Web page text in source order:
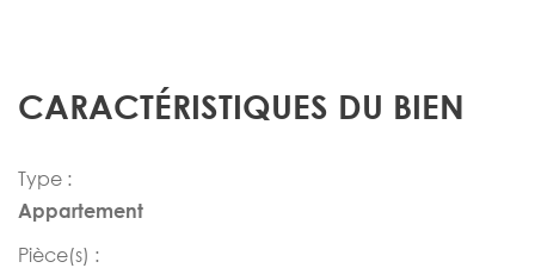
CARACTÉRISTIQUES DU BIEN
Type :
Appartement
Pièce(s) :